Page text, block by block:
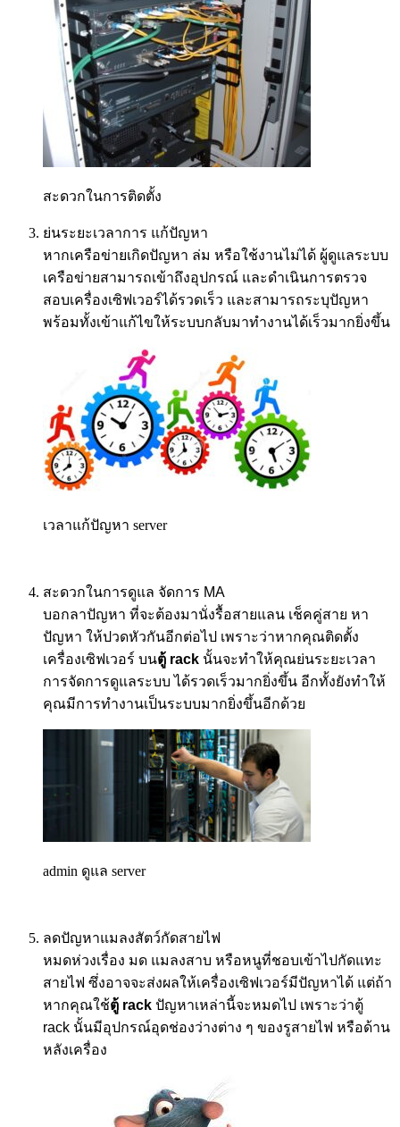
สะดวกในการติดตั้ง
ย่นระยะเวลาการ แก้ปัญหา
หากเครือข่ายเกิดปัญหา ล่ม หรือใช้งานไม่ได้ ผู้ดูแลระบบ
เครือข่ายสามารถเข้าถึงอุปกรณ์ และดำเนินการตรวจ
สอบเครื่องเซิฟเวอร์ได้รวดเร็ว และสามารถระบุปัญหา
พร้อมทั้งเข้าแก้ไขให้ระบบกลับมาทำงานได้เร็วมากยิ่งขึ้น
เวลาแก้ปัญหา server
สะดวกในการดูแล จัดการ MA
บอกลาปัญหา ที่จะต้องมานั่งรื้อสายแลน เช็คคู่สาย หา
ปัญหา ให้ปวดหัวกันอีกต่อไป เพราะว่าหากคุณติดตั้ง
เครื่องเซิฟเวอร์ บนตู้ rack นั้นจะทำให้คุณย่นระยะเวลา
การจัดการดูแลระบบ ได้รวดเร็วมากยิ่งขึ้น อีกทั้งยังทำให้
คุณมีการทำงานเป็นระบบมากยิ่งขึ้นอีกด้วย
admin ดูแล server
ลดปัญหาแมลงสัตว์กัดสายไฟ
หมดห่วงเรื่อง มด แมลงสาบ หรือหนูที่ชอบเข้าไปกัดแทะ
สายไฟ ซึ่งอาจจะส่งผลให้เครื่องเซิฟเวอร์มีปัญหาได้ แต่ถ้า
หากคุณใช้ตู้ rack ปัญหาเหล่านี้จะหมดไป เพราะว่าตู้
rack นั้นมีอุปกรณ์อุดช่องว่างต่าง ๆ ของรูสายไฟ หรือด้าน
หลังเครื่อง